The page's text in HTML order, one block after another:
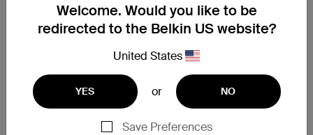
Welcome. Would you like to be
redirected to the Belkin US website?
United States
YES or NO
Save Preferences